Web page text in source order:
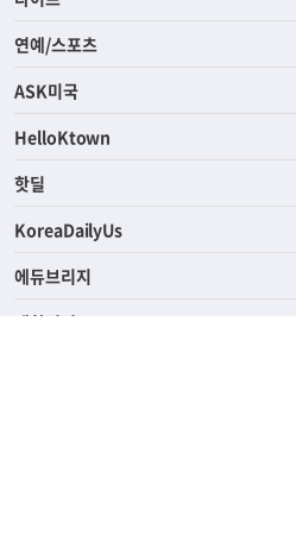
연예/스포츠
ASK미국
HelloKtown
핫딜
KoreaDailyUs
에듀브리지
생활영어